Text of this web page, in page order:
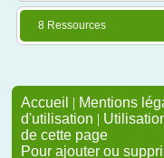
8 Ressources
Accueil | Mentions
d'utilisation |
de cette page
Pour ajouter ou